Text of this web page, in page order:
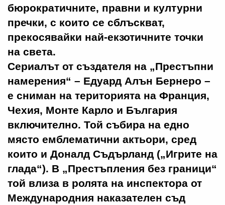
бюрократичните, правни и културни
пречки, с които се сблъскват,
прекосявайки най-екзотичните точки
на света.
Сериалът от създателя на „Престъпни
намерения“ – Едуард Алън Бернеро –
е сниман на територията на Франция,
Чехия, Монте Карло и България
включително. Той събира на едно
място емблематични актьори, сред
които и Доналд Съдърланд („Игрите на
глада“). В „Престъпления без граници“
той влиза в ролята на инспектора от
Международния наказателен съд